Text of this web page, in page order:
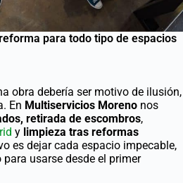
para todo tipo de espacios
obra debería ser motivo de ilusión,
En Multiservicios Moreno nos
retirada de escombros,
y limpieza tras reformas
es dejar cada espacio impecable,
usarse desde el primer